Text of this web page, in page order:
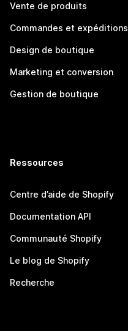
Vente de produits
Commandes et expéditions
Design de boutique
Marketing et conversion
Gestion de boutique
Ressources
Centre d’aide de Shopify
Documentation API
Communauté Shopify
Le blog de Shopify
Recherche